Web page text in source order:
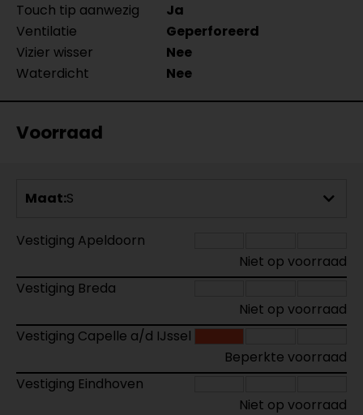
Touch tip aanwezig
Ja
Ventilatie
Geperforeerd
Vizier wisser
Nee
Waterdicht
Nee
Voorraad
Maat:S
Vestiging Apeldoorn
Niet op voorraad
Vestiging Breda
Niet op voorraad
Vestiging Capelle a/d IJssel
Beperkte voorraad
Vestiging Eindhoven
Niet op voorraad